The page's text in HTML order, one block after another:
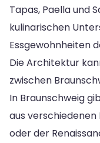
Tapas, Paella und
kulinarischen
Essgewohnheiten
Die Architektur
zwischen
In Braunschweig
aus
oder der